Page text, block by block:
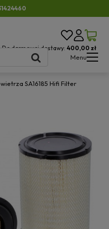
Do darmowej dostawy: 400,00 zł
Menu
SA16185 Hifi Filter